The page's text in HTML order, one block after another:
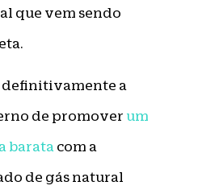
que vem sendo
definitivamente a
de promover um
barata com a
de gás natural